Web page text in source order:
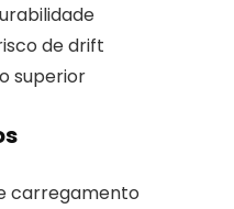
de drift
superior
carregamento